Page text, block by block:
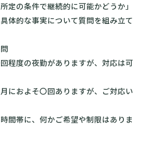
定の条件で継続的に可能かどうか」
体的な事実について質問を組み立て
回程度の夜勤がありますが、対応は可
月におよそ〇回ありますが、ご対応い
間帯に、何かご希望や制限はありま